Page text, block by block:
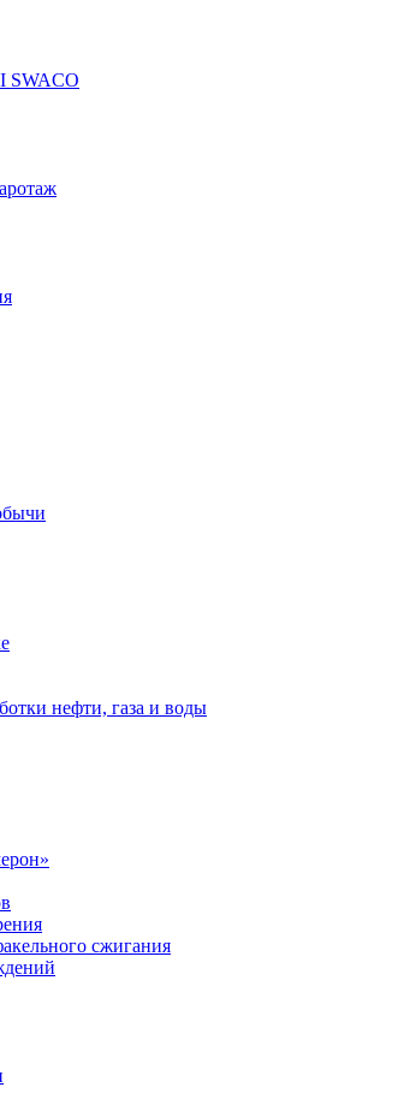
SWACO
нефти, газа и воды
сжигания